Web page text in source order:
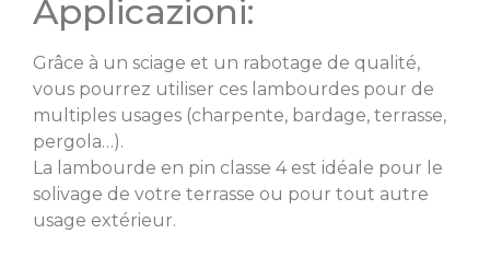
Applicazioni:
Grâce à un sciage et un rabotage de qualité,
vous pourrez utiliser ces lambourdes pour de
multiples usages (charpente, bardage, terrasse,
pergola…).
La lambourde en pin classe 4 est idéale pour le
solivage de votre terrasse ou pour tout autre
usage extérieur.